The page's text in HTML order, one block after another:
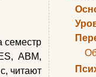
семестр
ABM,
читают